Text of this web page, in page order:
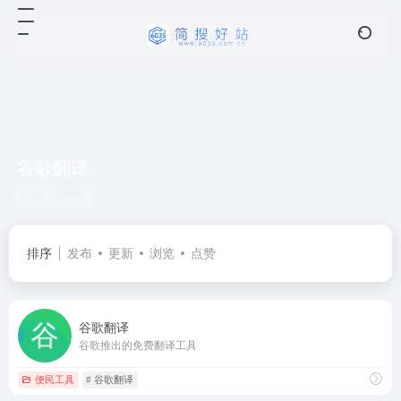
排序 发布 更新 浏览 点赞
谷歌翻译
谷歌推出的免费翻译工具
便民工具 # 谷歌翻译